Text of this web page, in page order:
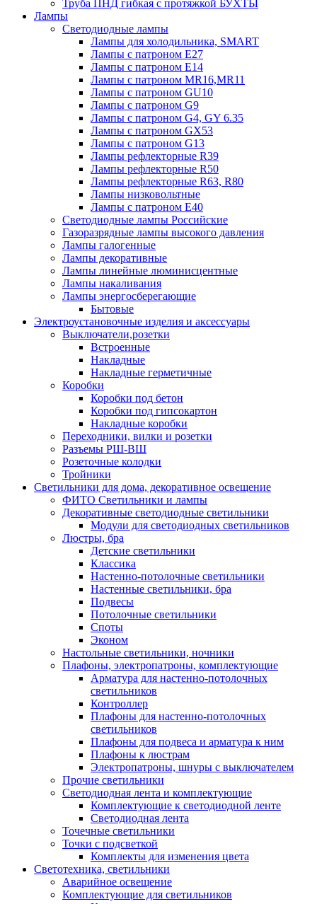
Труба ПНД гибкая с протяжкой БУХТЫ
Лампы
Светодиодные лампы
Лампы для холодильника, SMART
Лампы с патроном E27
Лампы с патроном Е14
Лампы с патроном MR16,MR11
Лампы с патроном GU10
Лампы с патроном G9
Лампы с патроном G4, GY 6.35
Лампы с патроном GX53
Лампы с патроном G13
Лампы рефлекторные R39
Лампы рефлекторные R50
Лампы рефлекторные R63, R80
Лампы низковольтные
Лампы с патроном Е40
Светодиодные лампы Российские
Газоразрядные лампы высокого давления
Лампы галогенные
Лампы декоративные
Лампы линейные люминисцентные
Лампы накаливания
Лампы энергосберегающие
Бытовые
Электроустановочные изделия и аксессуары
Выключатели,розетки
Встроенные
Накладные
Накладные герметичные
Коробки
Коробки под бетон
Коробки под гипсокартон
Накладные коробки
Переходники, вилки и розетки
Разъемы РШ-ВШ
Розеточные колодки
Тройники
Светильники для дома, декоративное освещение
ФИТО Светильники и лампы
Декоративные светодиодные светильники
Модули для светодиодных светильников
Люстры, бра
Детские светильники
Классика
Настенно-потолочные светильники
Настенные светильники, бра
Подвесы
Потолочные светильники
Споты
Эконом
Настольные светильники, ночники
Плафоны, электропатроны, комплектующие
Арматура для настенно-потолочных
светильников
Контроллер
Плафоны для настенно-потолочных
светильников
Плафоны для подвеса и арматура к ним
Плафоны к люстрам
Электропатроны, шнуры с выключателем
Прочие светильники
Светодиодная лента и комплектующие
Комплектующие к светодиодной ленте
Светодиодная лента
Точечные светильники
Точки с подсветкой
Комплекты для изменения цвета
Светотехника, светильники
Аварийное освещение
Комплектующие для светильников